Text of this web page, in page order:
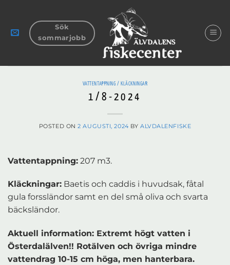
content
Sök
sommarjobb
VATTENTAPPNING / KLÄCKNINGAR
1/8-2024
POSTED ON2 AUGUSTI, 2024 BY ALVDALENFISKE
Vattentappning: 207 m3.
Kläckningar: Baetis och caddis i huvudsak, fåtal
gula forssländor samt en del små oliva och svarta
bäcksländor.
Aktuell information: Extremt högt vatten i
Österdalälven!! Rotälven och övriga mindre
vattendrag 10-15 cm höga, men hanterbara.